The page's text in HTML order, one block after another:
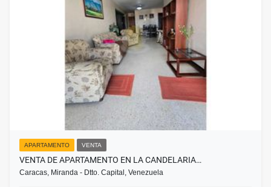
APARTAMENTO VENTA
VENTA DE APARTAMENTO EN LA CANDELARIA…
Caracas, Miranda - Dtto. Capital, Venezuela